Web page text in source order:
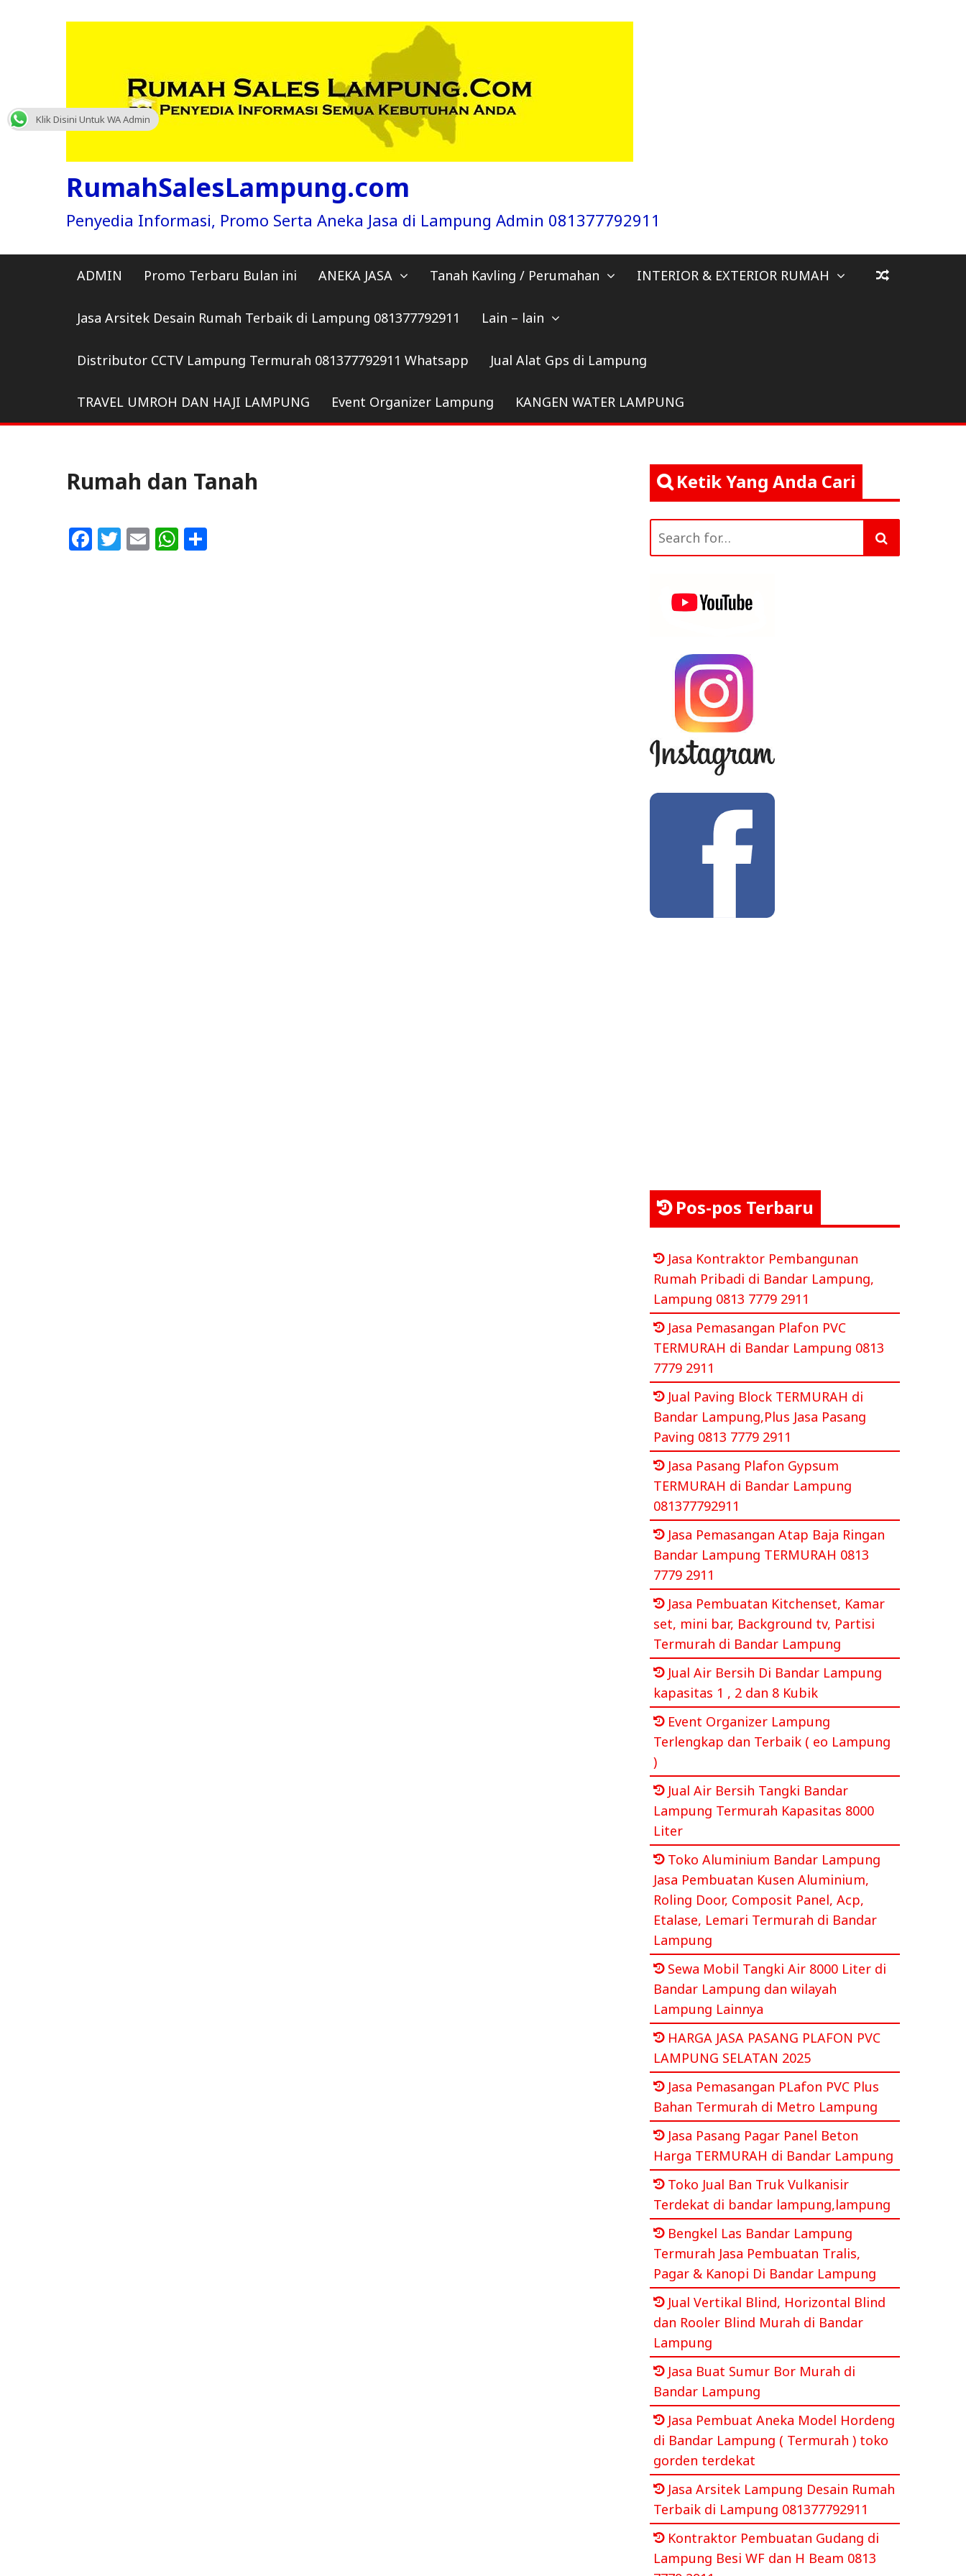
RumahSalesLampung.com
Penyedia Informasi, Promo Serta Aneka Jasa di Lampung Admin 081377792911
ADMIN Promo Terbaru Bulan ini ANEKA JASA Tanah Kavling / Perumahan INTERIOR & EXTERIOR RUMAH
Jasa Arsitek Desain Rumah Terbaik di Lampung 081377792911 Lain – lain
Distributor CCTV Lampung Termurah 081377792911 Whatsapp Jual Alat Gps di Lampung
TRAVEL UMROH DAN HAJI LAMPUNG Event Organizer Lampung KANGEN WATER LAMPUNG
Rumah dan Tanah
F T E W
Ketik Yang Anda Cari
for:
Pos-pos Terbaru
Jasa Kontraktor Pembangunan
Rumah Pribadi di Bandar Lampung,
Lampung 0813 7779 2911
Jasa Pemasangan Plafon PVC
TERMURAH di Bandar Lampung 0813
7779 2911
Jual Paving Block TERMURAH di
Bandar Lampung,Plus Jasa Pasang
Paving 0813 7779 2911
Jasa Pasang Plafon Gypsum
TERMURAH di Bandar Lampung
081377792911
Jasa Pemasangan Atap Baja Ringan
Bandar Lampung TERMURAH 0813
7779 2911
Jasa Pembuatan Kitchenset, Kamar
set, mini bar, Background tv, Partisi
Termurah di Bandar Lampung
Jual Air Bersih Di Bandar Lampung
kapasitas 1 , 2 dan 8 Kubik
Event Organizer Lampung
Terlengkap dan Terbaik ( eo Lampung
)
Jual Air Bersih Tangki Bandar
Lampung Termurah Kapasitas 8000
Liter
Toko Aluminium Bandar Lampung
Jasa Pembuatan Kusen Aluminium,
Roling Door, Composit Panel, Acp,
Etalase, Lemari Termurah di Bandar
Lampung
Sewa Mobil Tangki Air 8000 Liter di
Bandar Lampung dan wilayah
Lampung Lainnya
HARGA JASA PASANG PLAFON PVC
LAMPUNG SELATAN 2025
Jasa Pemasangan PLafon PVC Plus
Bahan Termurah di Metro Lampung
Jasa Pasang Pagar Panel Beton
Harga TERMURAH di Bandar Lampung
Toko Jual Ban Truk Vulkanisir
Terdekat di bandar lampung,lampung
Bengkel Las Bandar Lampung
Termurah Jasa Pembuatan Tralis,
Pagar & Kanopi Di Bandar Lampung
Jual Vertikal Blind, Horizontal Blind
dan Rooler Blind Murah di Bandar
Lampung
Jasa Buat Sumur Bor Murah di
Bandar Lampung
Jasa Pembuat Aneka Model Hordeng
di Bandar Lampung ( Termurah ) toko
gorden terdekat
Jasa Arsitek Lampung Desain Rumah
Terbaik di Lampung 081377792911
Kontraktor Pembuatan Gudang di
Lampung Besi WF dan H Beam 0813
Klik Disini Untuk WA Admin